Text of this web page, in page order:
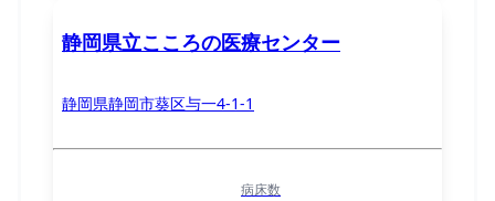
静岡県立こころの医療センター
静岡県静岡市葵区与一4-1-1
病床数